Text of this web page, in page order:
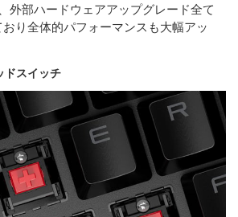
外部ハードウェアアップグレード全て
り全体的パフォーマンスも大幅アッ
ドスイッチ